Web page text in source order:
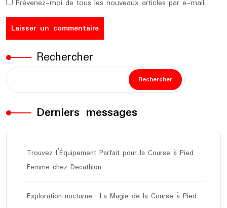
Prévenez-moi de tous les nouveaux articles par e-mail.
Rechercher
Rechercher
Derniers messages
Trouvez l’Équipement Parfait pour la Course à Pied
Femme chez Decathlon
Exploration nocturne : La Magie de la Course à Pied